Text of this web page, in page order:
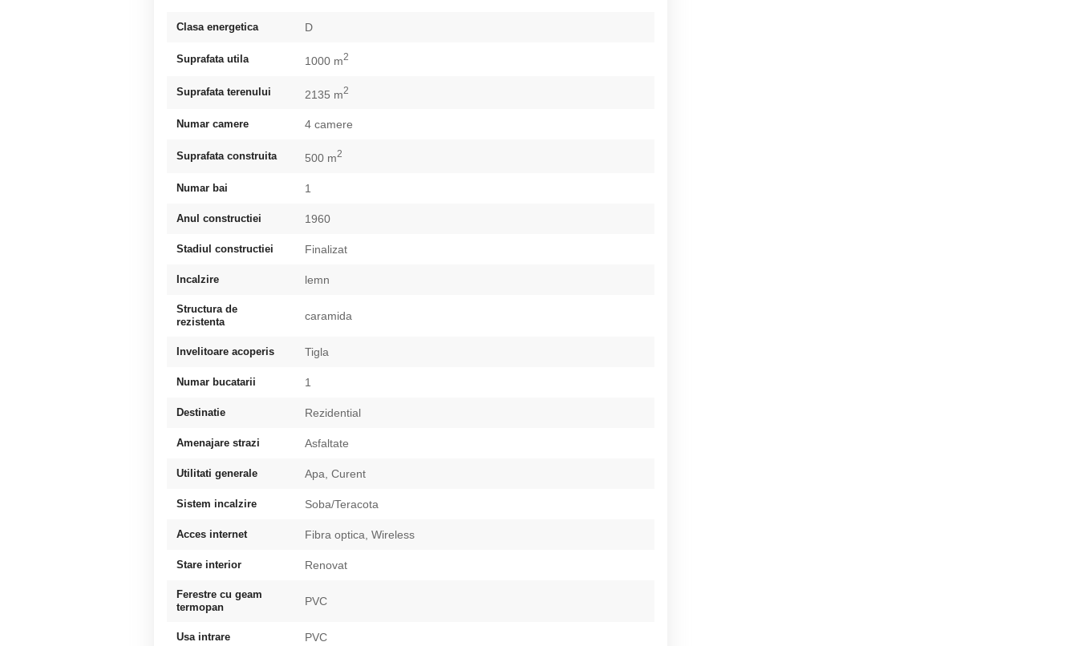
Clasa energetica D
Suprafata utila 1000 m2
Suprafata terenului 2135 m2
Numar camere 4 camere
Suprafata construita 500 m2
Numar bai 1
Anul constructiei 1960
Stadiul constructiei Finalizat
Incalzire lemn
Structura de
rezistenta
caramida
Invelitoare acoperis Tigla
Numar bucatarii 1
Destinatie Rezidential
Amenajare strazi Asfaltate
Utilitati generale Apa, Curent
Sistem incalzire Soba/Teracota
Acces internet Fibra optica, Wireless
Stare interior Renovat
Ferestre cu geam
termopan
PVC
Usa intrare PVC